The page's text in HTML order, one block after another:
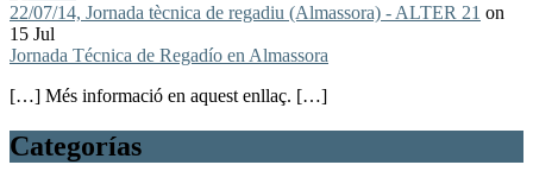
22/07/14, Jornada tècnica de regadiu (Almassora) - ALTER 21 on
15 Jul
Jornada Técnica de Regadío en Almassora
[…] Més informació en aquest enllaç. […]
Categorías